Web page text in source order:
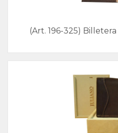
(Art. 196-325)